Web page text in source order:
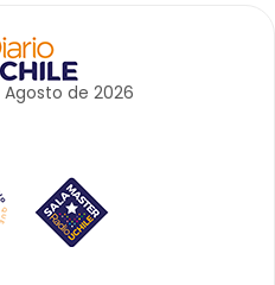
Agosto de 2026